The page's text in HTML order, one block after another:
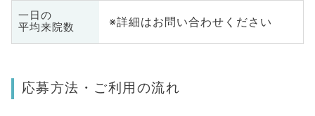
一日の
平均来院数
※詳細はお問い合わせください
応募方法・ご利用の流れ